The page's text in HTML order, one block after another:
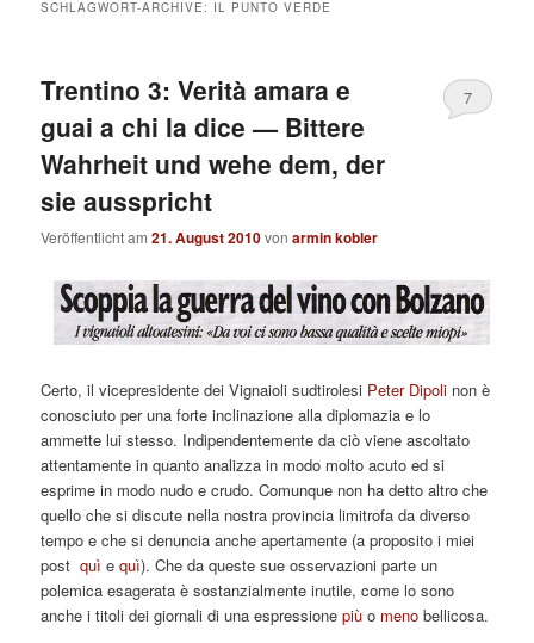
SCHLAGWORT-ARCHIVE: IL PUNTO VERDE
Trentino 3: Verità amara e
guai a chi la dice — Bittere
Wahrheit und wehe dem, der
sie ausspricht
Veröffentlicht am21. August 2010vonarmin kobler
7
Certo, il vicepresidente dei Vignaioli sudtirolesi Peter Dipoli non è
conosciuto per una forte inclinazione alla diplomazia e lo
ammette lui stesso. Indipendentemente da ciò viene ascoltato
attentamente in quanto analizza in modo molto acuto ed si
esprime in modo nudo e crudo. Comunque non ha detto altro che
quello che si discute nella nostra provincia limitrofa da diverso
tempo e che si denuncia anche apertamente (a proposito i miei
postquì equì). Che da queste sue osservazioni parte un
polemica esagerata è sostanzialmente inutile, come lo sono
anche i titoli dei giornali di una espressionepiù o meno bellicosa.